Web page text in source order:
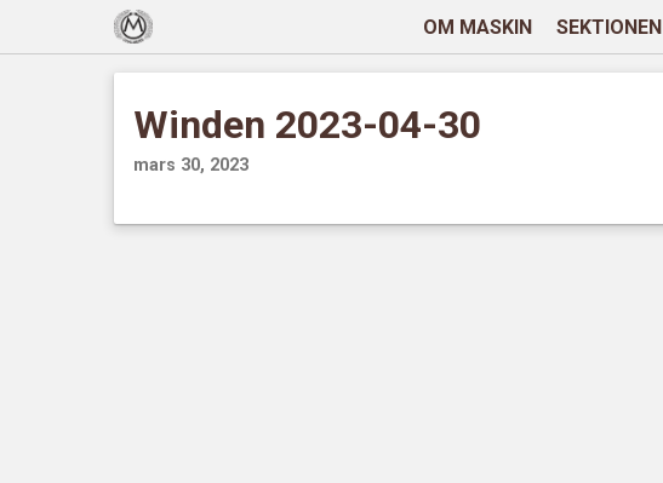
OM MASKIN SEKTIONEN
Winden 2023-04-30
mars 30, 2023